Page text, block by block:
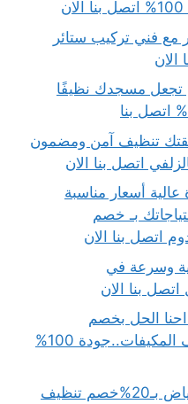
مع فني تركيب ستائر
تجعل مسجدك نظيفًا
تنظيف آمن ومضمون
أسعار مناسبة
بـ خصم
وسرعة في
الحل بخصم
33%على أقوى خدمات تنظيف المكيفات..جودة 100%
شركة تنظيف بعد الحريق بالرياض بـ20%خصم تنظيف